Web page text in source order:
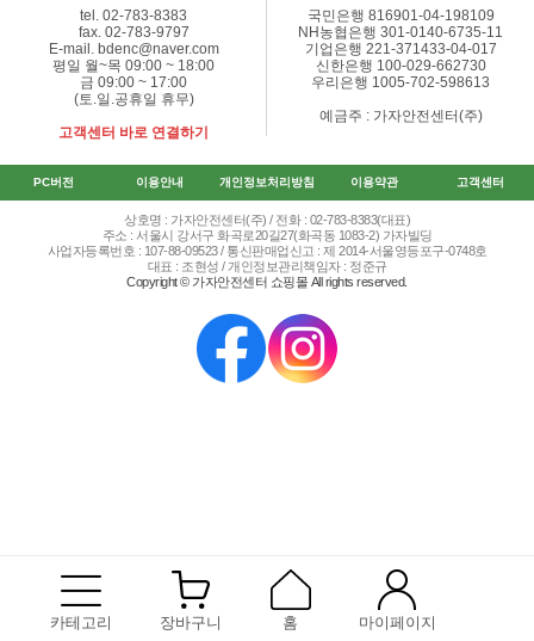
카테고리 장바구니 홈 마이페이지
tel. 02-783-8383
fax. 02-783-9797
E-mail. bdenc@naver.com
평일 월~목 09:00 ~ 18:00
금 09:00 ~ 17:00
(토.일.공휴일 휴무)
고객센터 바로 연결하기
국민은행 816901-04-198109
NH농협은행 301-0140-6735-11
기업은행 221-371433-04-017
신한은행 100-029-662730
우리은행 1005-702-598613
예금주 : 가자안전센터(주)
PC버전 이용안내 개인정보처리방침 이용약관 고객센터
상호명 : 가자안전센터(주) / 전화 : 02-783-8383(대표)
주소 : 서울시 강서구 화곡로20길27(화곡동 1083-2) 가자빌딩
사업자등록번호 : 107-88-09523 / 통신판매업신고 : 제 2014-서울영등포구-0748호
대표 : 조현성 / 개인정보관리책임자 : 정준규
Copyright © 가자안전센터 쇼핑몰 All rights reserved.